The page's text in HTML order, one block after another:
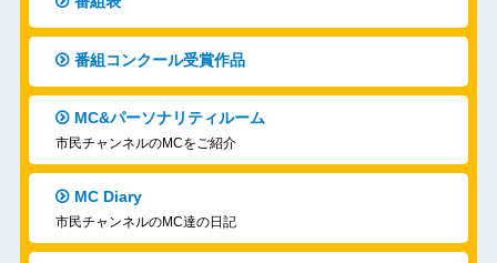
番組コンクール受賞作品
MC&パーソナリティルーム
市民チャンネルのMCをご紹介
MC Diary
市民チャンネルのMC達の日記